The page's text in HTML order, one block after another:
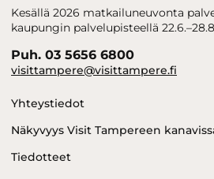
Kesällä 2026 matkailuneuvonta
kaupungin palvelupisteellä
Puh. 03 5656 6800
visittampere@visittampere.fi
Yhteystiedot
Näkyvyys Visit Tampereen
Tiedotteet